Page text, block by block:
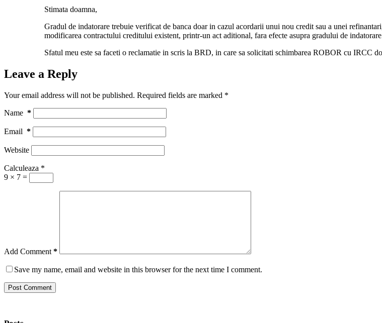
Stimata doamna,
Gradul de indatorare trebuie verificat de banca doar in cazul acordarii unui nou credit sau a unei
modificarea contractului creditului existent, printr-un act aditional, fara efecte asupra gradului de
Sfatul meu este sa faceti o reclamatie in scris la BRD, in care sa solicitati schimbarea ROBOR cu IRCC
Leave a Reply
Your email address will not be published. Required fields are marked *
Name *
Email *
Website
Calculeaza *
9 × 7 =
Add Comment *
Save my name, email and website in this browser for the next time I comment.
Post Comment